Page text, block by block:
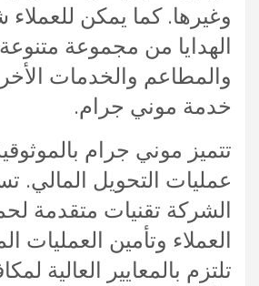
وغيرها. كما يمكن
الهدايا من مجموعة
والمطاعم والخدمات
خدمة موني جرام.
تتميز موني جرام
عمليات التحويل المالي.
الشركة تقنيات متقدمة
العملاء وتأمين العمليات
تلتزم بالمعايير العالية